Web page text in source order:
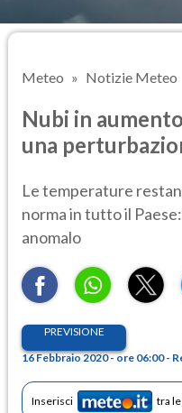
Meteo Notizie Meteo
Nubi in
una
Le temperature
norma in tutto il
anomalo
PREVISIONE
16 Febbraio 2020 - ore 06:00 -
Inserisci tra